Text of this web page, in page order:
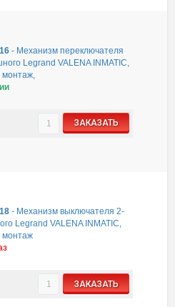
- Механизм переключателя
Legrand VALENA INMATIC,
ЗАКАЗАТЬ
- Механизм выключателя 2-
Legrand VALENA INMATIC,
монтаж
ЗАКАЗАТЬ